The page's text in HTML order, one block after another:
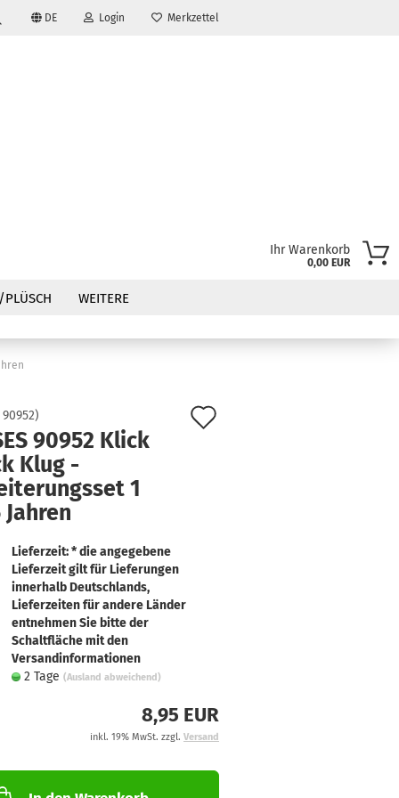
DE Login Merkzettel
Ihr Warenkorb
0,00 EUR
WEITERE
90952)
90952 Klick
Klug -
1
Lieferzeit: * die angegebene
Lieferzeit gilt für Lieferungen
innerhalb Deutschlands,
Lieferzeiten für andere Länder
entnehmen Sie bitte der
Schaltfläche mit den
Versandinformationen
2 Tage (Ausland abweichend)
8,95 EUR
inkl. 19% MwSt. zzgl. Versand